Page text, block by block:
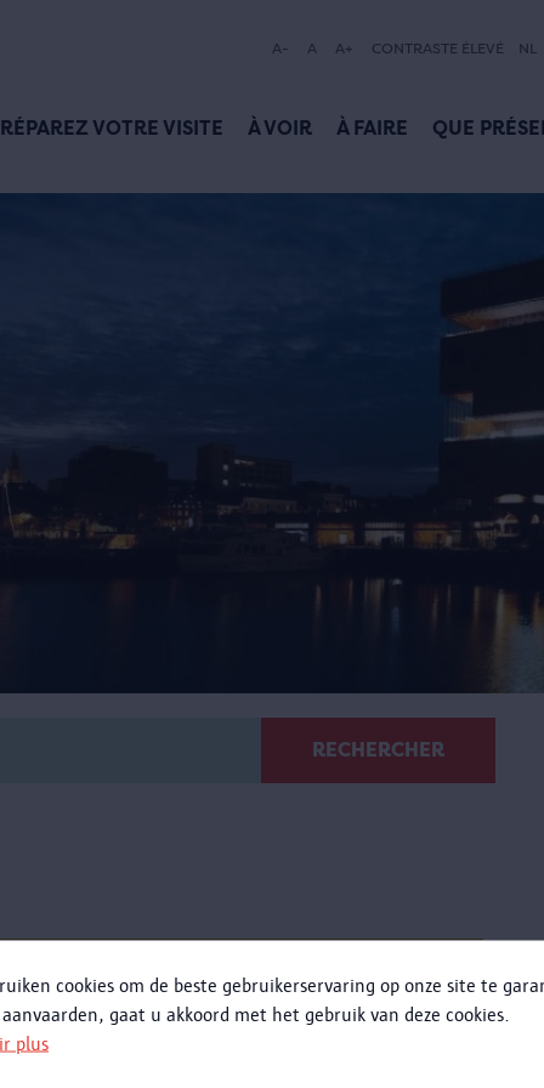
cookies om de beste gebruikerservaring op onze site te
gaat u akkoord met het gebruik van deze cookies.
plus
A- A A+ CONTRASTE ÉLEVÉ NL
VOTRE VISITE À VOIR À FAIRE QUE
RECHERCHER
Boundaries
ville olympique
Jeux olympiques de 1920 à Anvers étaient sans